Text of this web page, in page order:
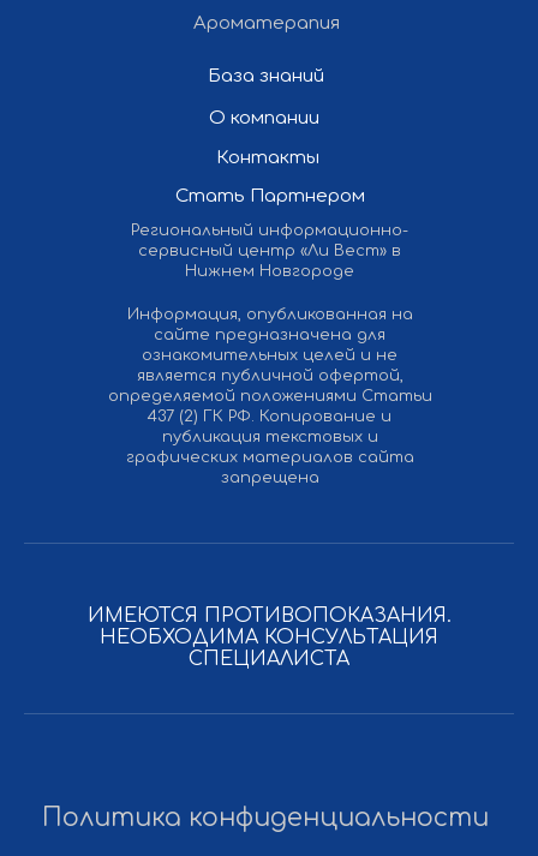
База знаний
О компании
Контакты
Стать Партнером
Региональный информационно-
сервисный центр «Ли Вест» в
Нижнем Новгороде
Информация, опубликованная на
сайте предназначена для
ознакомительных целей и не
является публичной офертой,
определяемой положениями Статьи
437 (2) ГК РФ. Копирование и
публикация текстовых и
графических материалов сайта
запрещена
Ароматерапия
ИМЕЮТСЯ ПРОТИВОПОКАЗАНИЯ.
НЕОБХОДИМА КОНСУЛЬТАЦИЯ
СПЕЦИАЛИСТА